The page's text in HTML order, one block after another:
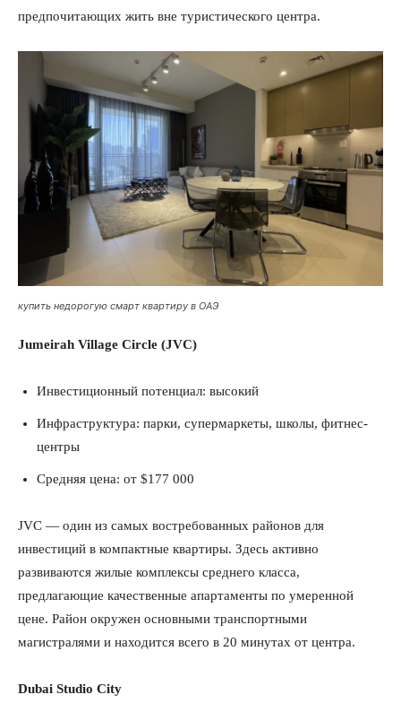
О нас
Связаться с нами
Политика конфиденциальности
Отказ от ответственности
Подписка
Мой аккаунт
Реклама
Контакты
предпочитающих жить вне туристического центра.
купить недорогую смарт квартиру в ОАЭ
Jumeirah Village Circle (JVC)
Инвестиционный потенциал: высокий
Инфраструктура: парки, супермаркеты, школы, фитнес-
центры
Средняя цена: от $177 000
JVC — один из самых востребованных районов для
инвестиций в компактные квартиры. Здесь активно
развиваются жилые комплексы среднего класса,
предлагающие качественные апартаменты по умеренной
цене. Район окружен основными транспортными
магистралями и находится всего в 20 минутах от центра.
Dubai Studio City